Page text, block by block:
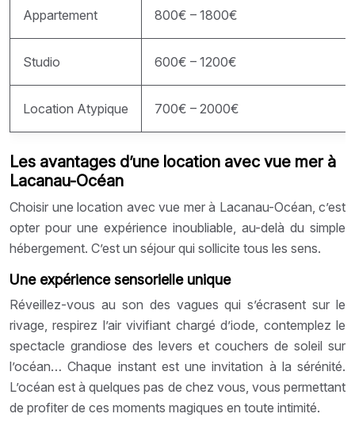
Appartement 800€ – 1800€
Studio 600€ – 1200€
Location Atypique 700€ – 2000€
Les avantages d’une location avec vue mer à
Lacanau-Océan
Choisir une location avec vue mer à Lacanau-Océan, c’est
opter pour une expérience inoubliable, au-delà du simple
hébergement. C’est un séjour qui sollicite tous les sens.
Une expérience sensorielle unique
Réveillez-vous au son des vagues qui s’écrasent sur le
rivage, respirez l’air vivifiant chargé d’iode, contemplez le
spectacle grandiose des levers et couchers de soleil sur
l’océan… Chaque instant est une invitation à la sérénité.
L’océan est à quelques pas de chez vous, vous permettant
de profiter de ces moments magiques en toute intimité.